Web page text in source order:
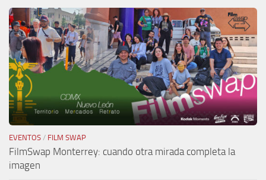
EVENTOS / FILM SWAP
FilmSwap Monterrey: cuando otra mirada completa la
imagen